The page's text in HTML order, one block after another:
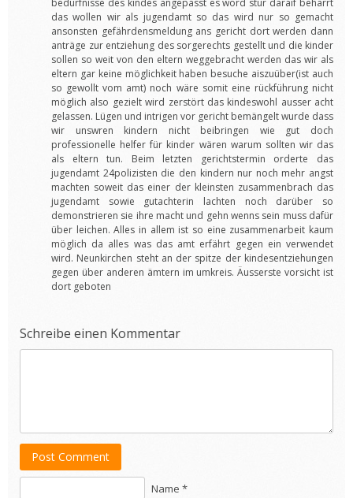
bedürfnisse des kindes angepasst es word stur daraif beharrt
das wollen wir als jugendamt so das wird nur so gemacht
ansonsten gefährdensmeldung ans gericht dort werden dann
anträge zur entziehung des sorgerechts gestellt und die kinder
sollen so weit von den eltern weggebracht werden das wir als
eltern gar keine möglichkeit haben besuche aiszuüber(ist auch
so gewollt vom amt) noch wäre somit eine rückführung nicht
möglich also gezielt wird zerstört das kindeswohl ausser acht
gelassen. Lügen und intrigen vor gericht bemängelt wurde dass
wir unswren kindern nicht beibringen wie gut doch
professionelle helfer für kinder wären warum sollten wir das
als eltern tun. Beim letzten gerichtstermin orderte das
jugendamt 24polizisten die den kindern nur noch mehr angst
machten soweit das einer der kleinsten zusammenbrach das
jugendamt sowie gutachterin lachten noch darüber so
demonstrieren sie ihre macht und gehn wenns sein muss dafür
über leichen. Alles in allem ist so eine zusammenarbeit kaum
möglich da alles was das amt erfährt gegen ein verwendet
wird. Neunkirchen steht an der spitze der kindesentziehungen
gegen über anderen ämtern im umkreis. Äusserste vorsicht ist
dort geboten
Schreibe einen Kommentar
Post Comment
Name *